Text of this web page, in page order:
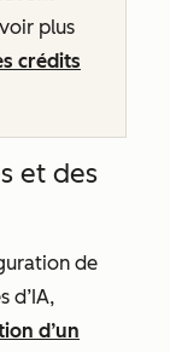
plus
crédits
et des
de
d’IA,
d’un